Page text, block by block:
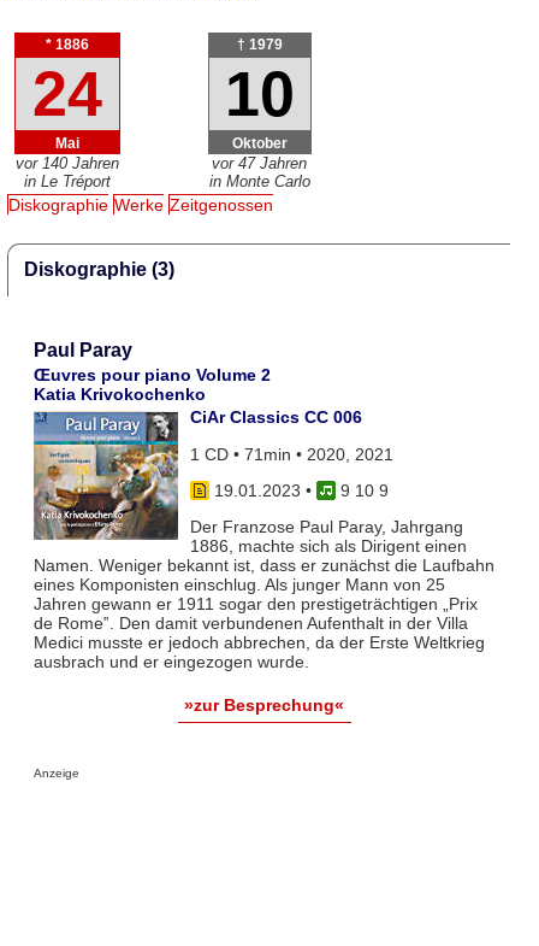
* 1886
24
Mai
vor 140 Jahren
in Le Tréport
† 1979
10
Oktober
vor 47 Jahren
in Monte Carlo
Diskographie Werke Zeitgenossen
Diskographie (3)
Paul Paray
Œuvres pour piano Volume 2
Katia Krivokochenko
CiAr Classics CC 006
1 CD • 71min • 2020, 2021
19.01.2023 •
9 10 9
Der Franzose Paul Paray, Jahrgang
1886, machte sich als Dirigent einen
Namen. Weniger bekannt ist, dass er zunächst die Laufbahn
eines Komponisten einschlug. Als junger Mann von 25
Jahren gewann er 1911 sogar den prestigeträchtigen „Prix
de Rome‟. Den damit verbundenen Aufenthalt in der Villa
Medici musste er jedoch abbrechen, da der Erste Weltkrieg
ausbrach und er eingezogen wurde.
»zur Besprechung«
Anzeige